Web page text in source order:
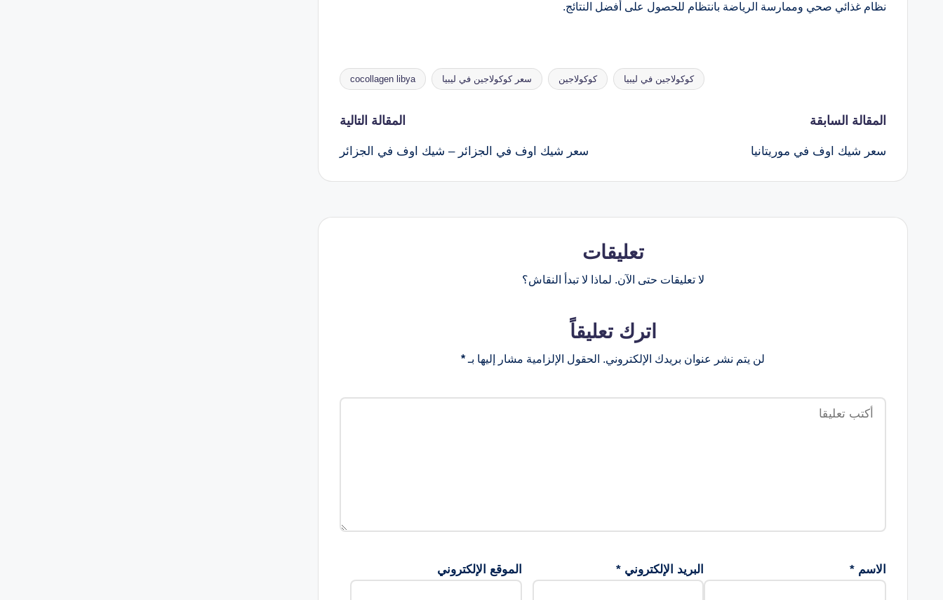
نظام غذائي صحي وممارسة الرياضة بانتظام للحصول على أفضل النتائج.
cocollagen libya سعر كوكولاجين في ليبيا كوكولاجين كوكولاجين في ليبيا
تصفّح
المقالات
المقالة السابقة
سعر شيك اوف في موريتانيا
المقالة التالية
سعر شيك اوف في الجزائر – شيك اوف في الجزائر
تعليقات
لا تعليقات حتى الآن. لماذا لا تبدأ النقاش؟
اترك تعليقاً
لن يتم نشر عنوان بريدك الإلكتروني. الحقول الإلزامية مشار إليها بـ *
الاسم * البريد الإلكتروني * الموقع الإلكتروني